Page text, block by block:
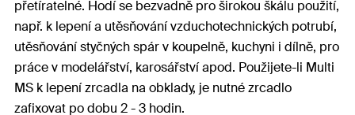
přetíratelné. Hodí se bezvadně pro širokou škálu použití,
např. k lepení a utěsňování vzduchotechnických potrubí,
utěsňování styčných spár v koupelně, kuchyni i dílně, pro
práce v modelářství, karosářství apod. Použijete-li Multi
MS k lepení zrcadla na obklady, je nutné zrcadlo
zafixovat po dobu 2 - 3 hodin.